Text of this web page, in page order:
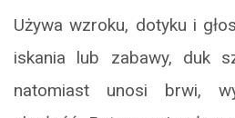
Używa wzroku, dotyku i
iskania lub zabawy, duk
natomiast unosi brwi,